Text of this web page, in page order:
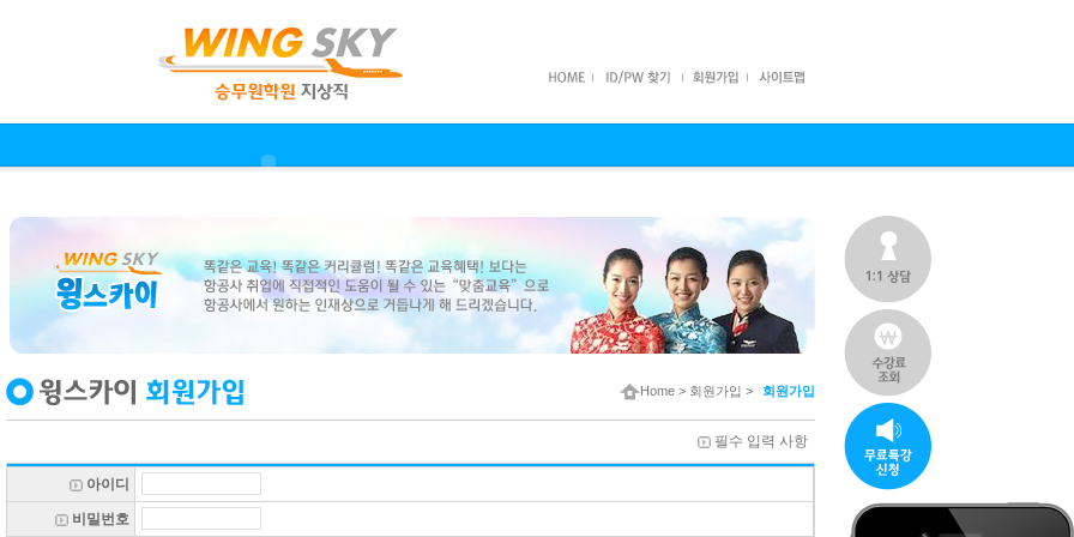
Home> 회원가입 > 회원가입
필수 입력 사항
아이디
비밀번호